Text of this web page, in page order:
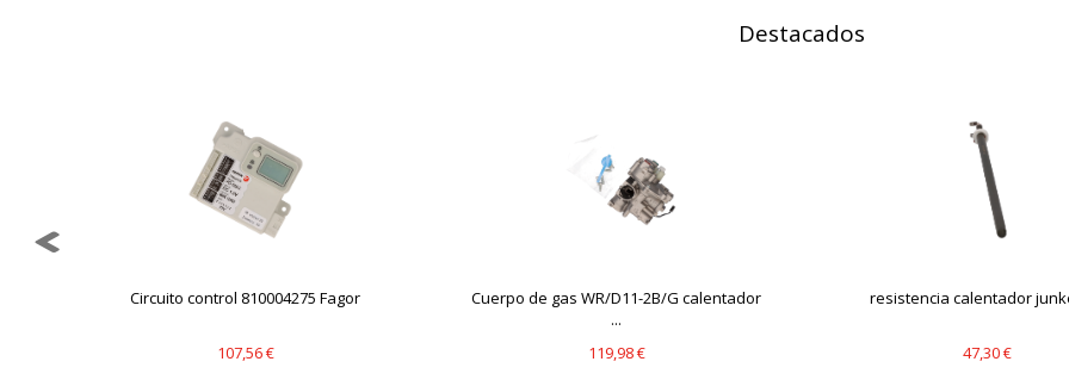
Destacados
Circuito control 810004275 Fagor
107,56 €
Cuerpo de gas WR/D11-2B/G calentador
...
119,98 €
resistencia calentador
47,30 €